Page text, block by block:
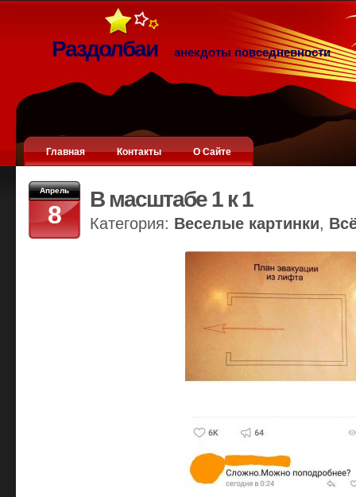
Раздолбаи анекдоты повседневности
Главная Контакты О Сайте
Апрель
8
В масштабе 1 к 1
Категория: Веселые картинки,